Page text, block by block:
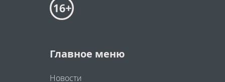
Главное меню
Новости